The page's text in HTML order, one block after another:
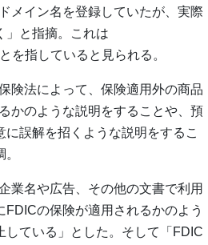
メイン名を登録していたが、実際
」と指摘。これは
を指していると見られる。
険法によって、保険適用外の商品
かのような説明をすることや、預
誤解を招くような説明をするこ
業名や広告、その他の文書で利用
の保険が適用されるかのよう
している」とした。そして「FDIC